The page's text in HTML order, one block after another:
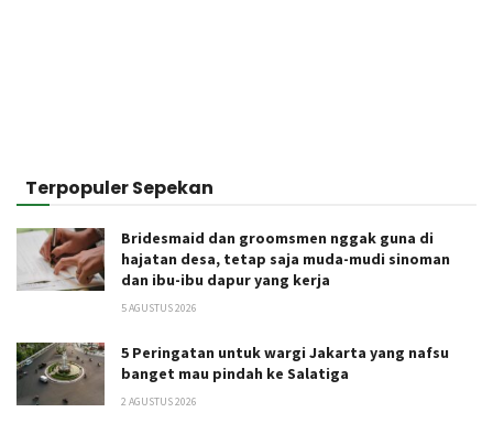
Terpopuler Sepekan
Bridesmaid dan groomsmen nggak guna di
hajatan desa, tetap saja muda-mudi sinoman
dan ibu-ibu dapur yang kerja
5 AGUSTUS 2026
5 Peringatan untuk wargi Jakarta yang nafsu
banget mau pindah ke Salatiga
2 AGUSTUS 2026